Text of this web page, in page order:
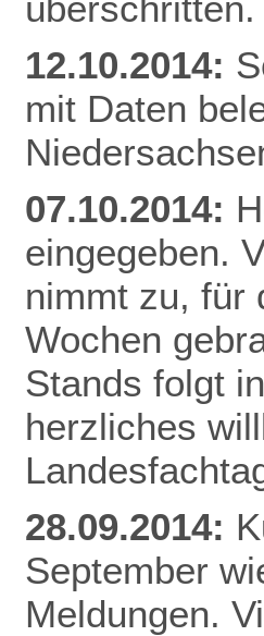
12.10.2014:
mit Daten
07.10.2014:
eingegeben.
nimmt zu, für
Wochen
Stands folgt
herzliches
28.09.2014:
September
Meldungen.